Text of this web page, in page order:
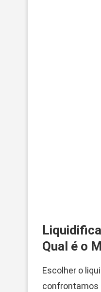
Qual é o
Escolher o
confrontamos